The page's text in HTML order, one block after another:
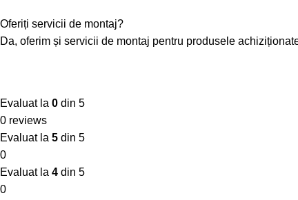
Oferiți servicii de montaj?
Da, oferim și servicii de montaj pentru produsele
Evaluat la 0 din 5
0 reviews
Evaluat la 5 din 5
0
Evaluat la 4 din 5
0